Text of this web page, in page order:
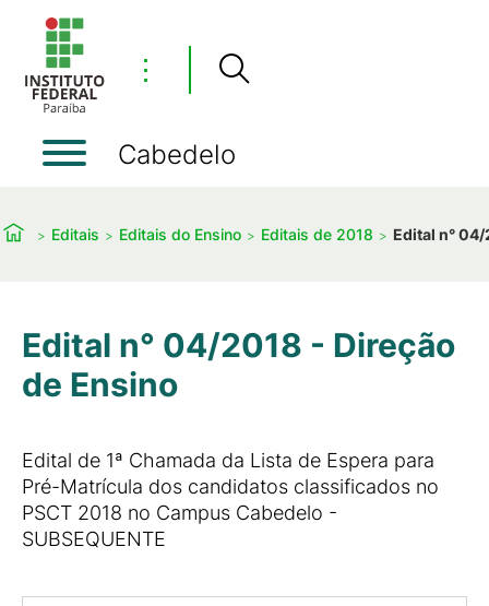
⋮
Cabedelo
Editais Editais do Ensino Editais de 2018 Edital n°
Edital n° 04/2018 - Direção
de Ensino
Edital de 1ª Chamada da Lista de Espera para
Pré-Matrícula dos candidatos classificados no
PSCT 2018 no Campus Cabedelo -
SUBSEQUENTE